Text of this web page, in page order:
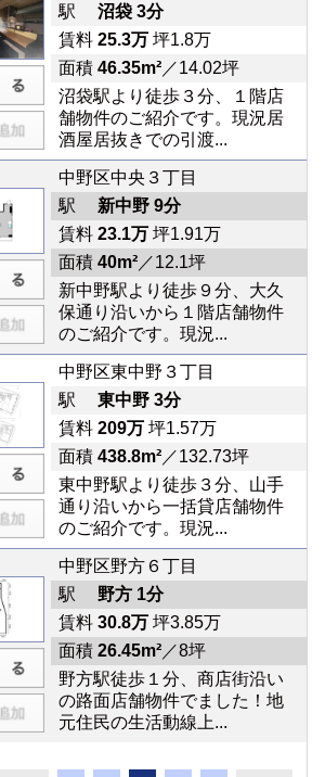
駅 沼袋 3分
賃料 25.3万坪1.8万
面積 46.35m²／14.02坪
沼袋駅より徒歩３分、１階店
舗物件のご紹介です。現況居
酒屋居抜きでの引渡...
中野区中央３丁目
駅 新中野 9分
賃料 23.1万坪1.91万
面積 40m²／12.1坪
新中野駅より徒歩９分、大久
保通り沿いから１階店舗物件
のご紹介です。現況...
中野区東中野３丁目
駅 東中野 3分
賃料 209万坪1.57万
面積 438.8m²／132.73坪
東中野駅より徒歩３分、山手
通り沿いから一括貸店舗物件
のご紹介です。現況...
中野区野方６丁目
駅 野方 1分
賃料 30.8万坪3.85万
面積 26.45m²／8坪
野方駅徒歩１分、商店街沿い
の路面店舗物件でました！地
元住民の生活動線上...